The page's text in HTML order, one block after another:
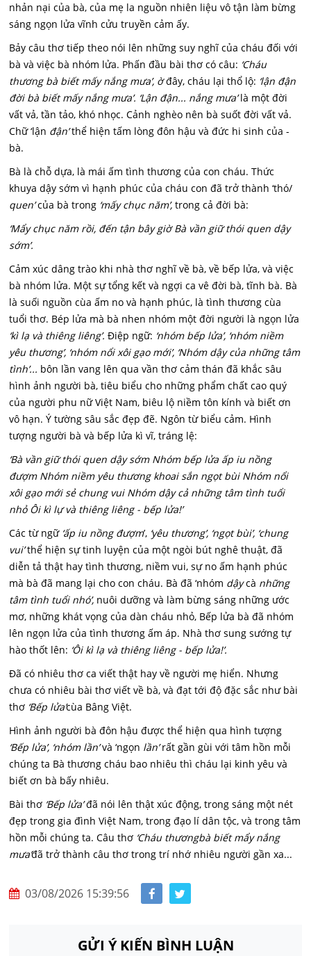
nhản nại của bà, của mẹ la nguồn nhiên liệu vô tận làm bừng
sáng ngọn lửa vĩnh cửu truyền cảm ấy.
Bảy câu thơ tiếp theo nói lên những suy nghĩ của cháu đối với
bà và việc bà nhóm lửa. Phấn đầu bài thơ có câu: ‘Cháu
thương bà biết mấy nắng mưa’, ờđây, cháu lại thổ lộ: ‘lận đận
đời bà biết mấy nắng mưa’. ‘Lận đận... nắng mưa’là một đời
vất vả, tần tảo, khó nhọc. Cảnh nghèo nên bà suốt đời vất vả.
Chữ ‘lận đận’thể hiện tấm lòng đôn hậu và đức hi sinh của -
bà.
Bà là chỗ dựa, là mái ấm tình thương của con cháu. Thức
khuya dậy sớm vì hạnh phúc của cháu con đã trở thành ‘thó/
quen’của bà trong ‘mấy chục năm’,trong cả đời bà:
‘Mẩy chục năm rồi, đến tận bây giờ Bà vần giữ thói quen dậy
sớm’.
Cảm xúc dâng trào khi nhà thơ nghĩ về bà, về bếp lửa, và việc
bà nhóm lửa. Một sự tổng kết và ngợi ca vê đời bà, tĩnh bà. Bà
là suối nguồn cùa ấm no và hạnh phúc, là tình thương cùa
tuổi thơ. Bép lửa mà bà nhen nhóm một đời người là ngọn lửa
‘kì lạ và thiêng liêng’. Điệp ngữ: ‘nhóm bếp lửa’, ‘nhóm niềm
yêu thương’, ‘nhóm nổi xôi gạo mới’, ‘Nhóm dậy của những tâm
tình’... bôn lần vang lên qua vần thơ cảm thán đã khắc sâu
hình ảnh người bà, tiêu biểu cho những phẩm chất cao quý
của người phu nữ Việt Nam, biêu lộ niềm tôn kính và biết ơn
vô hạn. Ý tường sâu sắc đẹp đẽ. Ngôn từ biểu cảm. Hình
tượng người bà và bếp lửa kì vĩ, tráng lệ:
‘Bà vần giữ thói quen dậy sớm Nhóm bếp lửa ấp iu nồng
đượm Nhóm niềm yêu thương khoai sắn ngọt bùi Nhóm nổi
xôi gạo mới sẻ chung vui Nhóm dậy cả những tâm tình tuổi
nhỏ Ôi kì lự và thiêng liêng - bếp lửa!’
Các từ ngữ ‘ấp iu nồng đượm’, ‘yêu thương’, ‘ngọt bùi’, ‘chung
vui’thể hiện sự tinh luyện của một ngòi bút nghê thuật, đã
diễn tả thật hay tình thương, niềm vui, sự no ấm hạnh phúc
mà bà đã mang lại cho con cháu. Bà đã ‘nhóm dậycà những
tâm tình tuổi nhó’, nuôi dưỡng và làm bừng sáng những ước
mơ, những khát vọng của dàn cháu nhỏ, Bếp lửa bà đã nhóm
lên ngọn lửa của tình thương ấm áp. Nhà thơ sung sướng tự
hào thốt lên: ‘Ôi kì lạ và thiêng liêng - bếp lửa!’.
Đã có nhiêu thơ ca viết thật hay về người mẹ hiển. Nhưng
chưa có nhiêu bài thơ viết về bà, và đạt tới độ đặc sắc như bài
thơ ‘Bếp lửa’cùa Bâng Việt.
Hình ảnh người bà đôn hậu được thể hiện qua hình tượng
‘Bếp lửa’, ‘nhóm lần’và ‘ngọn lần’rất gần gùi với tâm hồn mỗi
chúng ta Bà thương cháu bao nhiêu thì cháu lại kinh yêu và
biết ơn bà bấy nhiêu.
Bài thơ ‘Bếp lửa’đã nói lên thật xúc động, trong sáng một nét
đẹp trong gia đình Việt Nam, trong đạo lí dân tộc, và trong tâm
hồn mỗi chúng ta. Câu thơ ‘Cháu thươngbà biết mẩy nắng
mưa’đã trở thành câu thơ trong trí nhớ nhiêu người gần xa...
03/08/2026 15:39:56
GỬI Ý KIẾN BÌNH LUẬN